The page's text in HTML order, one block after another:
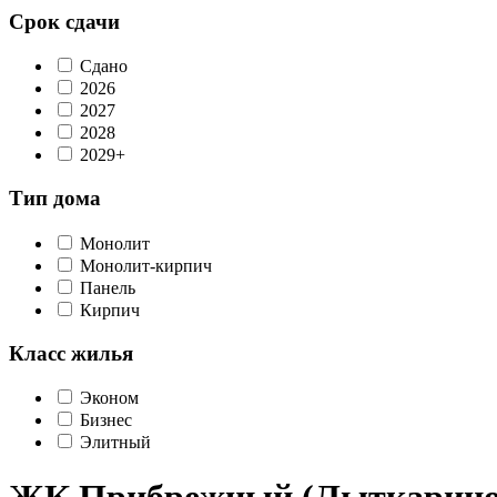
Срок сдачи
Сдано
2026
2027
2028
2029+
Тип дома
Монолит
Монолит-кирпич
Панель
Кирпич
Класс жилья
Эконом
Бизнес
Элитный